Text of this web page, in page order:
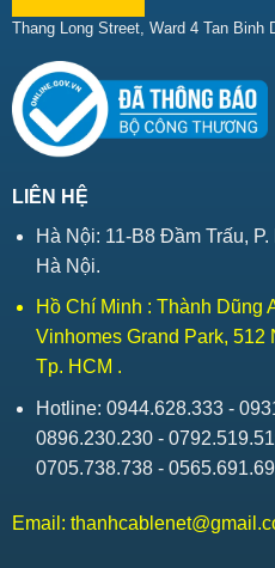
Thang Long Street, Ward 4 Tan Binh
LIÊN HỆ
Hà Nội: 11-B8 Đầm Trấu,
Hà Nội.
Hồ Chí Minh : Thành Dũng
Vinhomes Grand Park, 512
Tp. HCM .
Hotline: 0944.628.333 -
0896.230.230 -
0705.738.738 -
Email: